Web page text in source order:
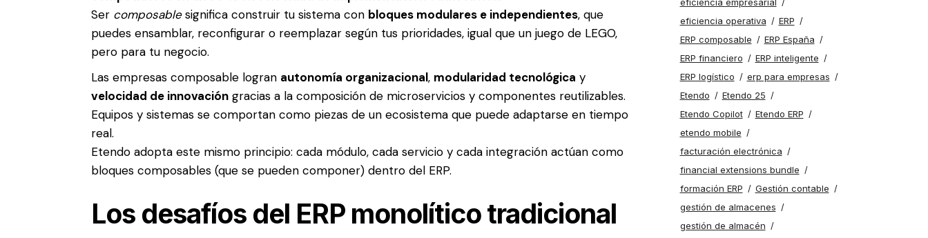
Ser composablesignifica construir tu sistema con bloques modulares e independientes, que
puedes ensamblar, reconfigurar o reemplazar según tus prioridades, igual que un juego de LEGO,
pero para tu negocio.
Las empresas composable logran autonomía organizacional, modularidad tecnológica y
velocidad de innovación gracias a la composición de microservicios y componentes reutilizables.
Equipos y sistemas se comportan como piezas de un ecosistema que puede adaptarse en tiempo
real.
Etendo adopta este mismo principio: cada módulo, cada servicio y cada integración actúan como
bloques composables (que se pueden componer) dentro del ERP.
Los desafíos del ERP monolítico tradicional
eficiencia operativa
ERP
ERP composable
ERP España
ERP financiero
ERP inteligente
ERP logístico
erp para empresas
Etendo
Etendo 25
Etendo Copilot
Etendo ERP
etendo mobile
facturación electrónica
financial extensions bundle
formación ERP
Gestión contable
gestión de almacenes
gestión de almacén